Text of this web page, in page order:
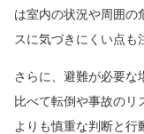
は室内の状況や周囲の
スに気づきにくい点も
さらに、避難が必要な
比べて転倒や事故のリ
よりも慎重な判断と行